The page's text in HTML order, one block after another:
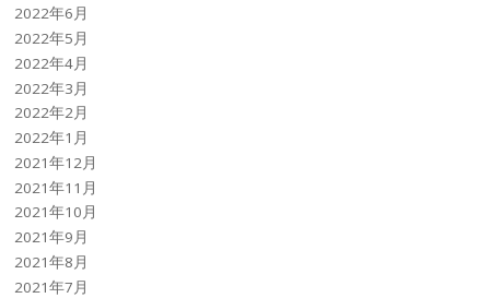
2022年6月
2022年5月
2022年4月
2022年3月
2022年2月
2022年1月
2021年12月
2021年11月
2021年10月
2021年9月
2021年8月
2021年7月